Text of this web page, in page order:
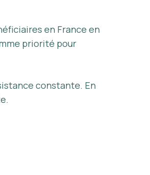
en France en
priorité pour
constante. En